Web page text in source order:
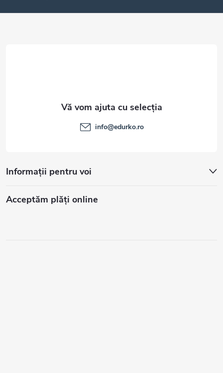
o
Informații pentru voi
Acceptăm plăţi online
info@edurko.ro